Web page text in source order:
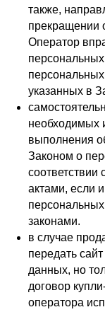
также,
прекращении
Оператор
указанных в
необходимых
выполнения
Законом о
актами, если
законами.
в случае
передать
данных, но
договор
оператора